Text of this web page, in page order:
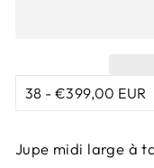
Jupe midi large à